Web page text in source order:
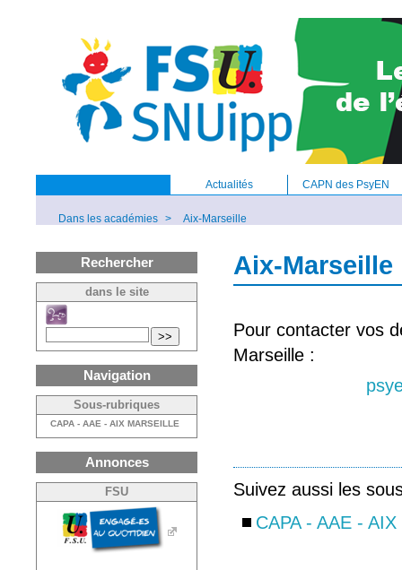
Actualités CAPN des PsyEN
Dans les académies > Aix-Marseille
Aix-Marseille
Pour contacter vos
Marseille :
Suivez aussi les
CAPA - AAE -
Rechercher
dans le site
>>
Navigation
Sous-rubriques
CAPA - AAE - AIX MARSEILLE
Annonces
FSU